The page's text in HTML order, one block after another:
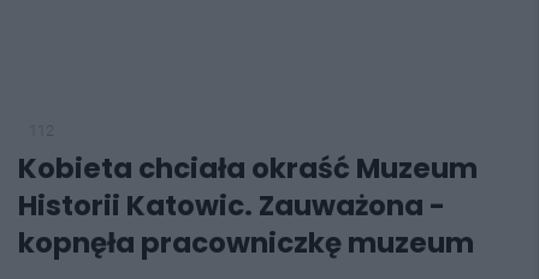
Kobieta chciała okraść Muzeum
Historii Katowic. Zauważona -
kopnęła pracowniczkę muzeum